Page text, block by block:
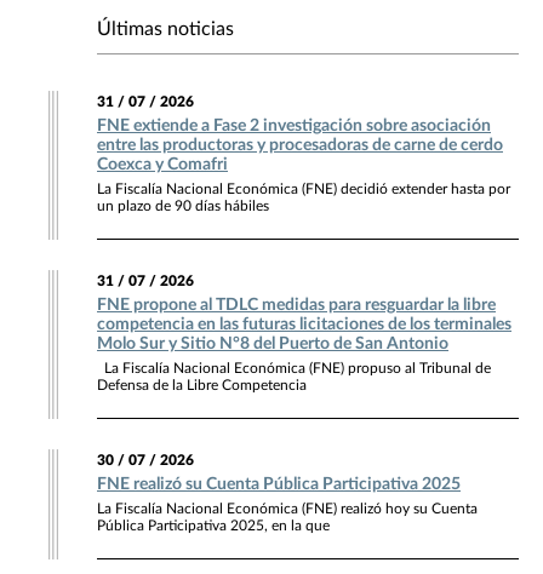
Últimas noticias
31 / 07 / 2026
FNE extiende a Fase 2 investigación sobre asociación
entre las productoras y procesadoras de carne de cerdo
Coexca y Comafri
La Fiscalía Nacional Económica (FNE) decidió extender hasta por
un plazo de 90 días hábiles
31 / 07 / 2026
FNE propone al TDLC medidas para resguardar la libre
competencia en las futuras licitaciones de los terminales
Molo Sur y Sitio N°8 del Puerto de San Antonio
La Fiscalía Nacional Económica (FNE) propuso al Tribunal de
Defensa de la Libre Competencia
30 / 07 / 2026
FNE realizó su Cuenta Pública Participativa 2025
La Fiscalía Nacional Económica (FNE) realizó hoy su Cuenta
Pública Participativa 2025, en la que